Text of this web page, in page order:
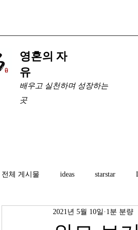
​영혼의 자
유
배우고 실천하며 성장하는
곳
전체 게시물 ideas starstar
2021년 5월 10일 1분 분량